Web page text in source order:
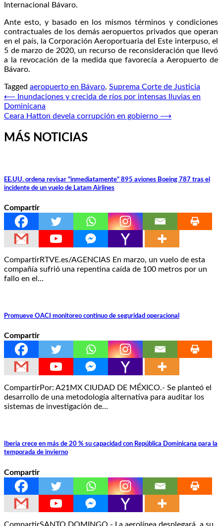
Internacional Bávaro.
Ante esto, y basado en los mismos términos y condiciones
contractuales de los demás aeropuertos privados que operan
en el país, la Corporación Aeroportuaria del Este interpuso, el
5 de marzo de 2020, un recurso de reconsideración que llevó
a la revocación de la medida que favorecía a Aeropuerto de
Bávaro.
Tagged aeropuerto en Bávaro, Suprema Corte de Justicia
Navegación
de
entradas
⟵
Inundaciones y crecida de ríos por intensas lluvias en
Dominicana
Ceara Hatton devela corrupción en gobierno ⟶
MÁS NOTICIAS
EE.UU. ordena revisar "inmediatamente" 895 aviones Boeing 787 tras el
incidente de un vuelo de Latam Airlines
Compartir
CompartirRTVE.es/AGENCIAS En marzo, un vuelo de esta
compañía sufrió una repentina caída de 100 metros por un
fallo en el…
Promueve OACI monitoreo continuo de seguridad operacional
Compartir
CompartirPor: A21MX CIUDAD DE MÉXICO.- Se planteó el
desarrollo de una metodología alternativa para auditar los
sistemas de investigación de…
Iberia crece en más de 20 % su capacidad con República Dominicana para la
temporada de invierno
Compartir
CompartirSANTO DOMINGO.- La aerolínea desplegará, a su